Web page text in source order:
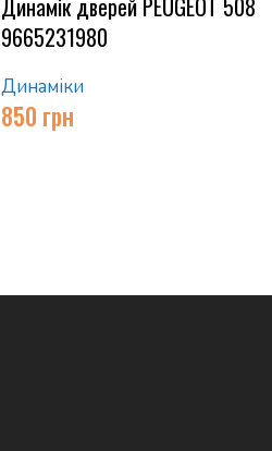
Динамік дверей PEUGEOT 508
9665231980
Динаміки
850 грн